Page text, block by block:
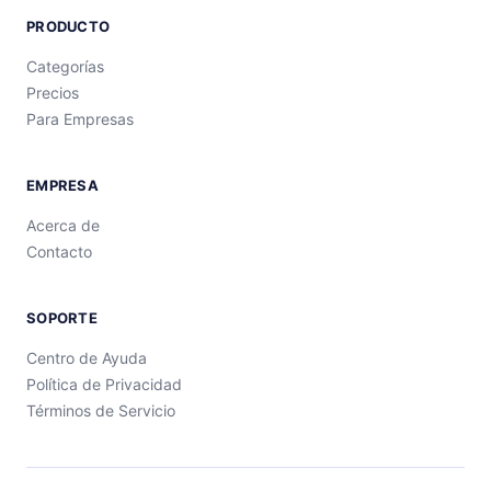
PRODUCTO
Categorías
Precios
Para Empresas
EMPRESA
Acerca de
Contacto
SOPORTE
Centro de Ayuda
Política de Privacidad
Términos de Servicio